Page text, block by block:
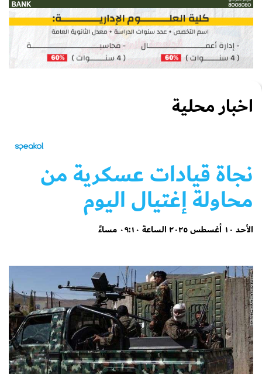
اخبار محلية
نجاة قيادات عسكرية من
محاولة إغتيال اليوم
الأحد ١٠ أغسطس ٢٠٢٥ الساعة ٠٩:١٠ مساءً